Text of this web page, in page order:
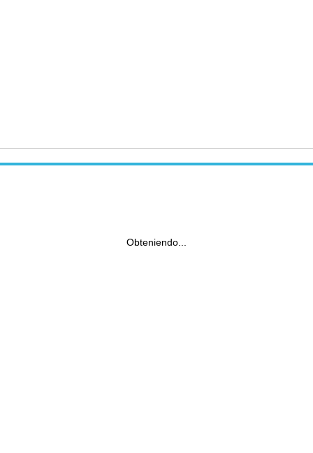
Obteniendo...